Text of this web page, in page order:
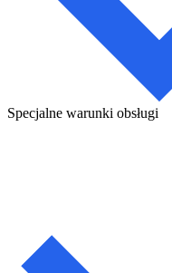
Specjalne warunki obsługi